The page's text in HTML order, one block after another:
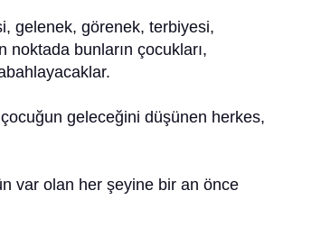
gelenek, görenek, terbiyesi,
noktada bunların çocukları,
geleceğini düşünen herkes,
var olan her şeyine bir an önce